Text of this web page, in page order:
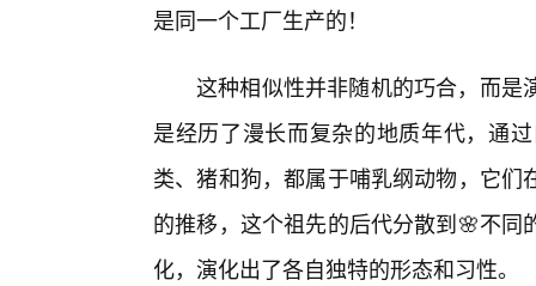
是同一个工厂生产的！
这种相似性并非随机的巧合，而是
是经历了漫长而复杂的地质年代，通
类、猪和狗，都属于哺乳纲动物，它
的推移，这个祖先的后代分散到🌸不
化，演化出了各自独特的形态和习性。